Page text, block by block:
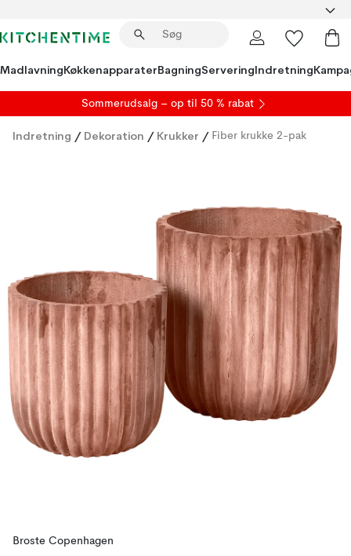
MadlavningKøkkenapparaterBagningServeringIndretning
Sommerudsalg – op til 50 % rabat
Indretning / Dekoration / Krukker / Fiber krukke 2-pak
Broste Copenhagen